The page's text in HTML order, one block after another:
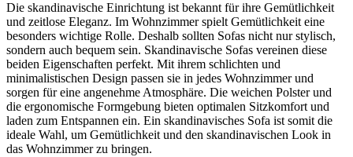
Die skandinavische Einrichtung ist bekannt für ihre Gemütlichkeit
und zeitlose Eleganz. Im Wohnzimmer spielt Gemütlichkeit eine
besonders wichtige Rolle. Deshalb sollten Sofas nicht nur stylisch,
sondern auch bequem sein. Skandinavische Sofas vereinen diese
beiden Eigenschaften perfekt. Mit ihrem schlichten und
minimalistischen Design passen sie in jedes Wohnzimmer und
sorgen für eine angenehme Atmosphäre. Die weichen Polster und
die ergonomische Formgebung bieten optimalen Sitzkomfort und
laden zum Entspannen ein. Ein skandinavisches Sofa ist somit die
ideale Wahl, um Gemütlichkeit und den skandinavischen Look in
das Wohnzimmer zu bringen.